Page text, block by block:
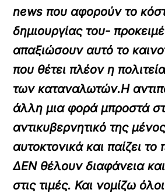
news που αφορούν το
δημιουργίας του-
απαξιώσουν αυτό το
που θέτει πλέον η
των καταναλωτών.Η
άλλη μια φορά μπροστά
αντικυβερνητικό της
αυτοκτονικά και παίζει το
ΔΕΝ θέλουν διαφάνεια
στις τιμές. Και νομίζω